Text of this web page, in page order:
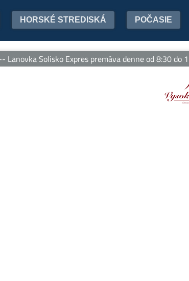
HORSKÉ STREDISKÁ POČASIE
Solisko Expres premáva denne od 8:30 do